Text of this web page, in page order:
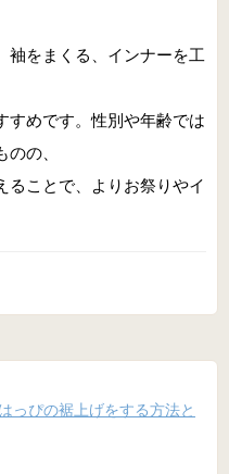
袖をまくる、インナーを工
すめです。性別や年齢では
の、
ることで、よりお祭りやイ
っぴの裾上げをする方法と